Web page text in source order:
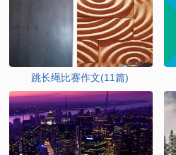
跳长绳比赛作文(11篇)